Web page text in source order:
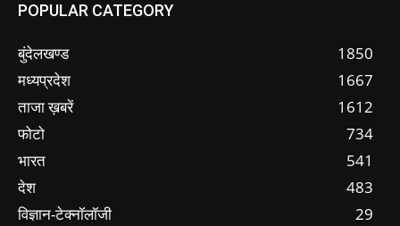
POPULAR CATEGORY
बुंदेलखण्ड
1850
मध्यप्रदेश
1667
ताजा ख़बरें
1612
फोटो
734
भारत
541
देश
483
विज्ञान-टेक्नॉलॉजी
29